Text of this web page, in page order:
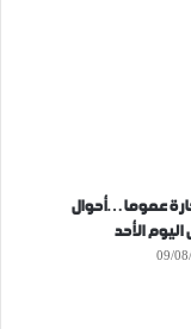
عموما…أحوال
الأحد
09/